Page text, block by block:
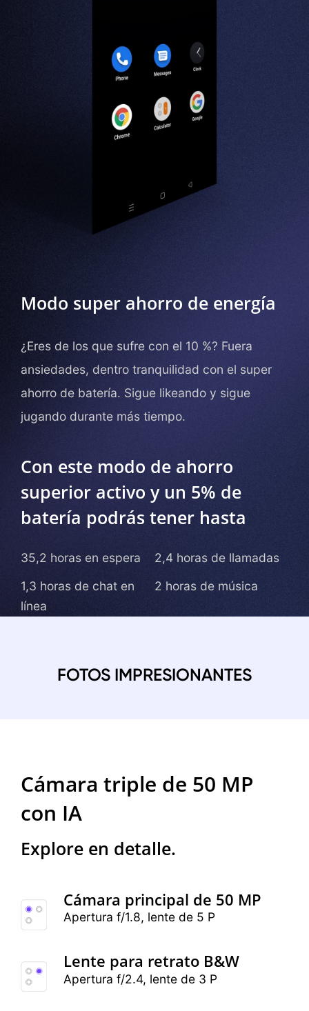
Modo super ahorro de energía
¿Eres de los que sufre con el 10 %? Fuera
ansiedades, dentro tranquilidad con el super
ahorro de batería. Sigue likeando y sigue
jugando durante más tiempo.
Con este modo de ahorro
superior activo y un 5% de
batería podrás tener hasta
35,2 horas en espera
2,4 horas de llamadas
1,3 horas de chat en
línea
2 horas de música
FOTOS IMPRESIONANTES
Cámara triple de 50 MP
con IA
Explore en detalle.
Cámara principal de 50 MP
Apertura f/1.8, lente de 5 P
Lente para retrato B&W
Apertura f/2.4, lente de 3 P